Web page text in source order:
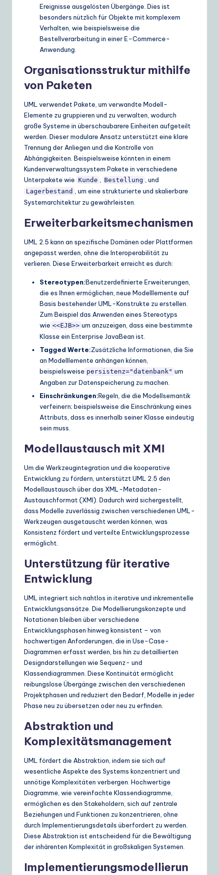
Ereignisse ausgelösten Übergänge. Dies ist
besonders nützlich für Objekte mit komplexem
Verhalten, wie beispielsweise die
Bestellverarbeitung in einer E-Commerce-
Anwendung.
Organisationsstruktur mithilfe
von Paketen
UML verwendet Pakete, um verwandte Modell-
Elemente zu gruppieren und zu verwalten, wodurch
große Systeme in überschaubarere Einheiten aufgeteilt
werden. Dieser modulare Ansatz unterstützt eine klare
Trennung der Anliegen und die Kontrolle von
Abhängigkeiten. Beispielsweise könnten in einem
Kundenverwaltungssystem Pakete in verschiedene
Unterpakete wie Kunde , Bestellung , und
Lagerbestand , um eine strukturierte und skalierbare
Systemarchitektur zu gewährleisten.
Erweiterbarkeitsmechanismen
UML 2.5 kann an spezifische Domänen oder Plattformen
angepasst werden, ohne die Interoperabilität zu
verlieren. Diese Erweiterbarkeit erreicht es durch:
Stereotypen:Benutzerdefinierte Erweiterungen,
die es Ihnen ermöglichen, neue Modelllemente auf
Basis bestehender UML-Konstrukte zu erstellen.
Zum Beispiel das Anwenden eines Stereotyps
wie <<EJB>> um anzuzeigen, dass eine bestimmte
Klasse ein Enterprise JavaBean ist.
Tagged Werte:Zusätzliche Informationen, die Sie
an Modelllemente anhängen können,
beispielsweise persistenz="datenbank" um
Angaben zur Datenspeicherung zu machen.
Einschränkungen:Regeln, die die Modellsemantik
verfeinern; beispielsweise die Einschränkung eines
Attributs, dass es innerhalb seiner Klasse eindeutig
sein muss.
Modellaustausch mit XMI
Um die Werkzeugintegration und die kooperative
Entwicklung zu fördern, unterstützt UML 2.5 den
Modellaustausch über das XML-Metadaten-
Austauschformat (XMI). Dadurch wird sichergestellt,
dass Modelle zuverlässig zwischen verschiedenen UML-
Werkzeugen ausgetauscht werden können, was
Konsistenz fördert und verteilte Entwicklungsprozesse
ermöglicht.
Unterstützung für iterative
Entwicklung
UML integriert sich nahtlos in iterative und inkrementelle
Entwicklungsansätze. Die Modellierungskonzepte und
Notationen bleiben über verschiedene
Entwicklungsphasen hinweg konsistent – von
hochwertigen Anforderungen, die in Use-Case-
Diagrammen erfasst werden, bis hin zu detaillierten
Designdarstellungen wie Sequenz- und
Klassendiagrammen. Diese Kontinuität ermöglicht
reibungslose Übergänge zwischen den verschiedenen
Projektphasen und reduziert den Bedarf, Modelle in jeder
Phase neu zu übersetzen oder neu zu erfinden.
Abstraktion und
Komplexitätsmanagement
UML fördert die Abstraktion, indem sie sich auf
wesentliche Aspekte des Systems konzentriert und
unnötige Komplexitäten verbergen. Hochwertige
Diagramme, wie vereinfachte Klassendiagramme,
ermöglichen es den Stakeholdern, sich auf zentrale
Beziehungen und Funktionen zu konzentrieren, ohne
durch Implementierungsdetails überfordert zu werden.
Diese Abstraktion ist entscheidend für die Bewältigung
der inhärenten Komplexität in großskaligen Systemen.
Implementierungsmodellierun